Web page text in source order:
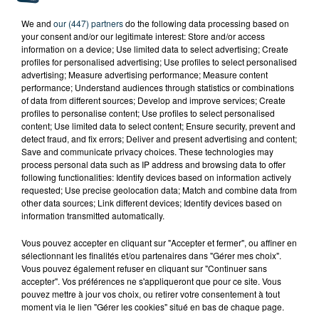
TITRES DIFFUSÉS
We and our (447) partnersdo the following data processing based on
your consent and/or our legitimate interest: Store and/or access
information on a device; Use limited data to select advertising; Create
profiles for personalised advertising; Use profiles to select personalised
advertising; Measure advertising performance; Measure content
performance; Understand audiences through statistics or combinations
of data from different sources; Develop and improve services; Create
profiles to personalise content; Use profiles to select personalised
content; Use limited data to select content; Ensure security, prevent and
detect fraud, and fix errors; Deliver and present advertising and content;
Save and communicate privacy choices. These technologies may
process personal data such as IP address and browsing data to offer
following functionalities: Identify devices based on information actively
requested; Use precise geolocation data; Match and combine data from
other data sources; Link different devices; Identify devices based on
information transmitted automatically.
Vous pouvez accepter en cliquant sur "Accepter et fermer", ou affiner en
sélectionnant les finalités et/ou partenaires dans "Gérer mes choix".
Vous pouvez également refuser en cliquant sur "Continuer sans
accepter". Vos préférences ne s'appliqueront que pour ce site. Vous
pouvez mettre à jour vos choix, ou retirer votre consentement à tout
moment via le lien "Gérer les cookies" situé en bas de chaque page.